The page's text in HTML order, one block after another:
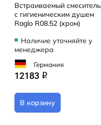
Встраиваемый смеситель
с гигиеническим душем
Raglo R08.52 (хром)
Наличие уточняйте у
менеджера
Германия
12183 q
В корзину